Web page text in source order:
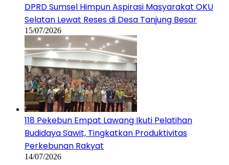
DPRD Sumsel Himpun Aspirasi Masyarakat OKU
Selatan Lewat Reses di Desa Tanjung Besar
15/07/2026
118 Pekebun Empat Lawang Ikuti Pelatihan
Budidaya Sawit, Tingkatkan Produktivitas
Perkebunan Rakyat
14/07/2026